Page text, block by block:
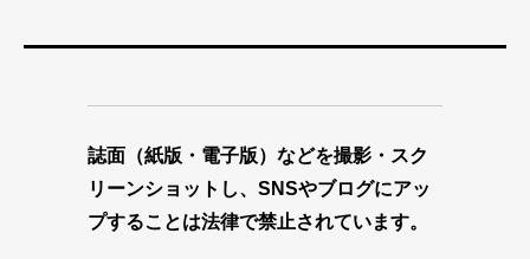
誌面（紙版・電子版）などを撮影・スク
リーンショットし、SNSやブログにアッ
プすることは法律で禁止されています。